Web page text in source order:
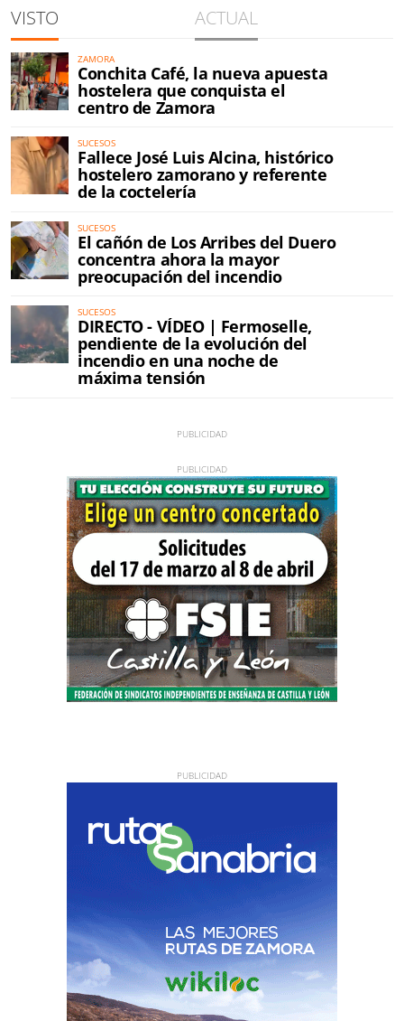
VISTO ACTUAL
ZAMORA
Conchita Café, la nueva apuesta
hostelera que conquista el
centro de Zamora
SUCESOS
Fallece José Luis Alcina, histórico
hostelero zamorano y referente
de la coctelería
SUCESOS
El cañón de Los Arribes del Duero
concentra ahora la mayor
preocupación del incendio
SUCESOS
DIRECTO - VÍDEO | Fermoselle,
pendiente de la evolución del
incendio en una noche de
máxima tensión